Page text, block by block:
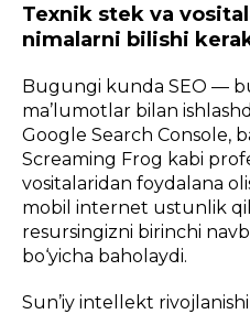
Texnik stek va
nimalarni bilishi
Bugungi kunda SEO —
ma’lumotlar bilan
Google Search Console,
Screaming Frog kabi
vositalaridan foydalana
mobil internet ustunlik
resursingizni birinchi
bo‘yicha baholaydi.
Sun’iy intellekt